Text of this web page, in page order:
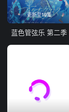
更新至19集
蓝色管弦乐 第二季